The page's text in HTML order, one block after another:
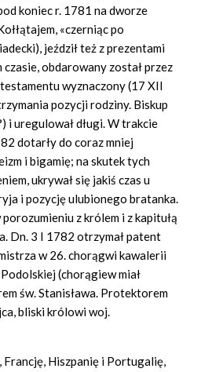
koniec r. 1781 na dworze
«czerniąc po
jeździł też z prezentami
obdarowany został przez
wyznaczony (17 XII
pozycji rodziny. Biskup
i uregulował długi. W trakcie
dotarły do coraz mniej
i bigamię; na skutek tych
ukrywał się jakiś czas u
i pozycję ulubionego bratanka.
z królem i z kapitułą
Dn. 3 I 1782 otrzymał patent
w 26. chorągwi kawalerii
(chorągiew miał
św. Stanisława. Protektorem
bliski królowi woj.
Francję, Hiszpanię i Portugalię,